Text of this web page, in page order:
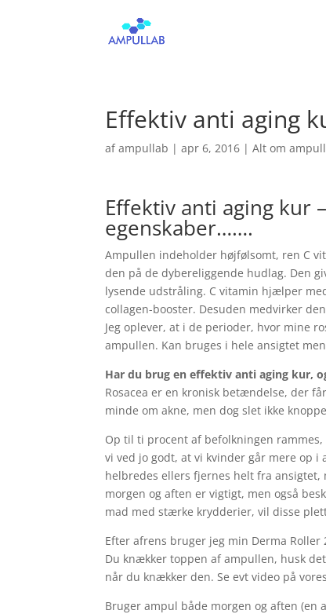
Effektiv anti aging
afampullab |apr 6, 2016 |Alt om
Effektiv anti aging kur
egenskaber…….
Ampullen indeholder højfølsomt, ren C
den på dedybereliggende hudlag. Den
lysende udstråling. C vitamin hjælper
collagen-booster. Desuden medvirker
Jeg oplever, at i de perioder, hvor mine
ampullen. Kan bruges i hele ansigtet
Har du brug en effektiv anti aging kur,
Rosacea er en kronisk betændelse, der
minde om akne, men dog slet ikke
Op til ti procent af befolkningen
vi ved jo godt, at vi kvinder går mere op
helbredes ellers fjernes helt fra
morgen og aften er vigtigt, men også
mad med stærke krydderier, vil disse
Efter afrens bruger jeg min Derma
Du knækker toppen af ampullen, husk
når du knækker den. Se evt video på
Bruger ampul både morgen og aften (en